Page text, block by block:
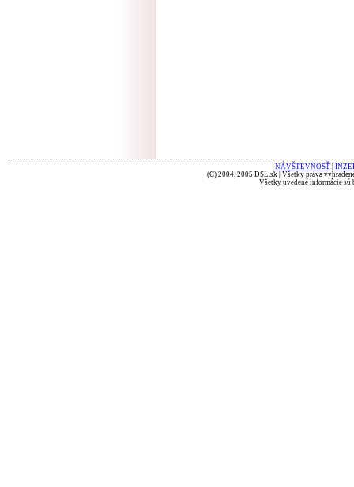
NÁVŠTEVNOSŤ
(C) 2004, 2005 DSL.sk | Všetky práva
Všetky uvedené informácie sú